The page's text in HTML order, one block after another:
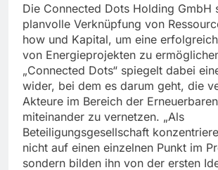
Die Connected Dots Holding GmbH
planvolle Verknüpfung von
how und Kapital, um eine
von Energieprojekten zu
„Connected Dots“ spiegelt dabei
wider, bei dem es darum geht, die
Akteure im Bereich der
miteinander zu vernetzen. „Als
Beteiligungsgesellschaft
nicht auf einen einzelnen Punkt im
sondern bilden ihn von der ersten